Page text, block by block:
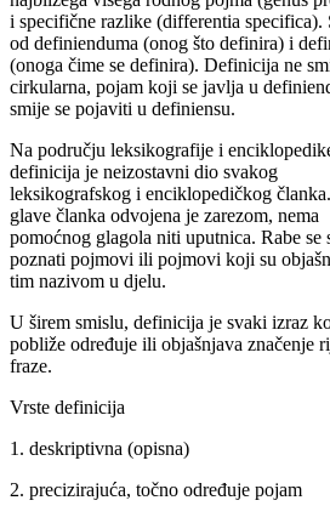
i specifične razlike (differentia specifica).
od definienduma (onog što definira) i
(onoga čime se definira). Definicija ne
cirkularna, pojam koji se javlja u
smije se pojaviti u definiensu.
Na području leksikografije i
definicija je neizostavni dio svakog
leksikografskog i enciklopedičkog
glave članka odvojena je zarezom, nema
pomoćnog glagola niti uputnica. Rabe se
poznati pojmovi ili pojmovi koji su
tim nazivom u djelu.
U širem smislu, definicija je svaki izraz
pobliže određuje ili objašnjava značenje
fraze.
Vrste definicija
1. deskriptivna (opisna)
2. precizirajuća, točno određuje pojam